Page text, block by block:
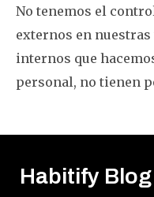
No tenemos el
externos en
internos que
personal, no tienen
Habitify Blog